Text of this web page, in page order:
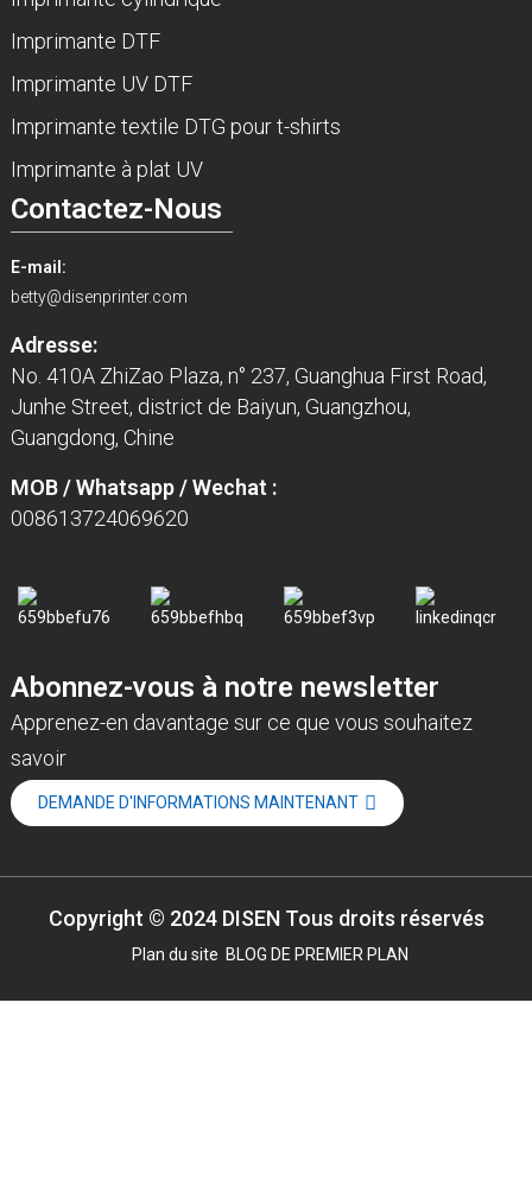
Imprimante DTF
Imprimante UV DTF
Imprimante textile DTG pour t-shirts
Imprimante à plat UV
Contactez-Nous
E-mail:
betty@disenprinter.com
Adresse:
No. 410A ZhiZao Plaza, n° 237, Guanghua First Road,
Junhe Street, district de Baiyun, Guangzhou,
Guangdong, Chine
MOB / Whatsapp / Wechat :
008613724069620
Abonnez-vous à notre newsletter
Apprenez-en davantage sur ce que vous souhaitez
savoir
DEMANDE D'INFORMATIONS MAINTENANT
Copyright © 2024 DISEN Tous droits réservés
Plan du site BLOG DE PREMIER PLAN